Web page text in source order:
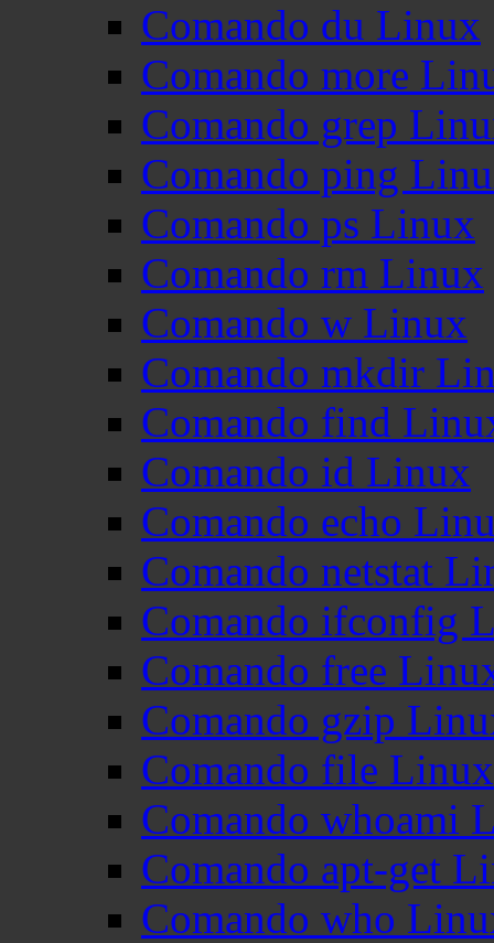
Comando du Linux
Comando more
Comando grep
Comando ping
Comando ps Linux
Comando rm Linux
Comando w Linux
Comando mkdir
Comando find
Comando id Linux
Comando echo
Comando netstat
Comando ifconfig
Comando free
Comando gzip
Comando file Linux
Comando whoami
Comando apt-get
Comando who